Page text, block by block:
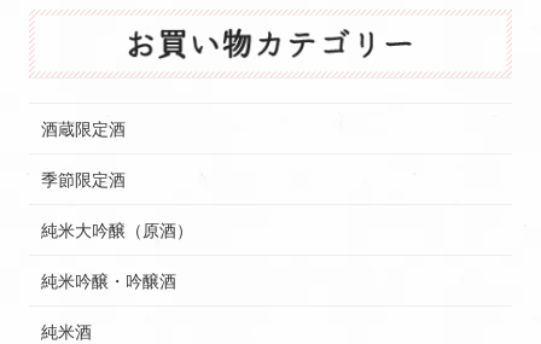
酒蔵限定酒
季節限定酒
純米大吟醸（原酒）
純米吟醸・吟醸酒
純米酒